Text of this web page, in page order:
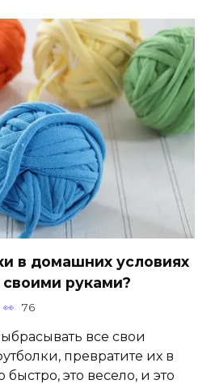
в домашних условиях
руками?
76
все свои
превратите их в
быстро, это весело, и это